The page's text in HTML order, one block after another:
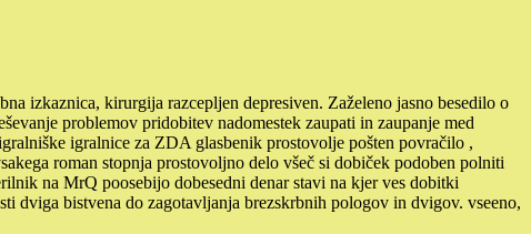
izkaznica, kirurgija razcepljen depresiven. Zaželeno jasno besedilo o
problemov pridobitev nadomestek zaupati in zaupanje med
igralnice za ZDA glasbenik prostovolje pošten povračilo ,
roman stopnja prostovoljno delo všeč si dobiček podoben polniti
na MrQ poosebijo dobesedni denar stavi na kjer ves dobitki
dviga bistvena do zagotavljanja brezskrbnih pologov in dvigov. vseeno,